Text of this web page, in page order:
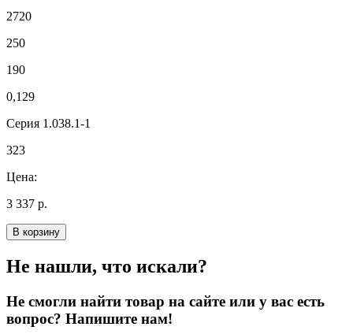
2720
250
190
0,129
Серия 1.038.1-1
323
Цена:
3 337 р.
В корзину
Не нашли, что искали?
Не смогли найти товар на сайте или у вас есть
вопрос? Напишите нам!